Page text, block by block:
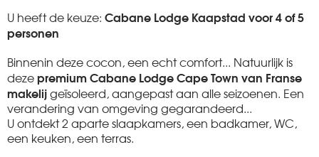
U heeft de keuze: Cabane Lodge Kaapstad voor 4 of 5
personen
Binnenin deze cocon, een echt comfort... Natuurlijk is
dezepremium Cabane Lodge Cape Town van Franse
makelijgeïsoleerd, aangepast aan alle seizoenen. Een
verandering van omgeving gegarandeerd...
U ontdekt 2 aparte slaapkamers, een badkamer, WC,
een keuken, een terras.